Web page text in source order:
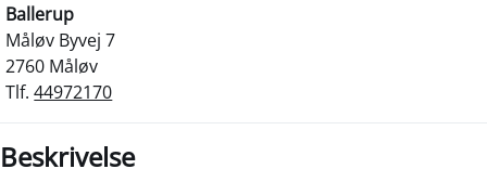
Ballerup
Måløv Byvej 7
2760 Måløv
Tlf.44972170
Beskrivelse